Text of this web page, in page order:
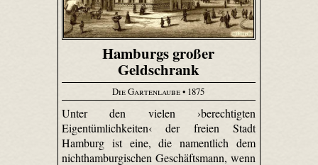
Hamburgs großer
Geldschrank
Die Gartenlaube• 1875
Unter den vielen ›berechtigten
Eigentümlichkeiten‹ der freien Stadt
Hamburg ist eine, die namentlich dem
nichthamburgischen Geschäftsmann, wenn